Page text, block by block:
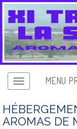
MENU
AROMAS DE